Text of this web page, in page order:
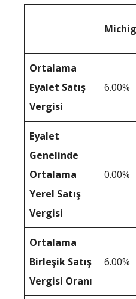
Ortalama
Eyalet Satış
Vergisi
6.00%
Eyalet
Genelinde
Ortalama
Yerel Satış
Vergisi
0.00%
Ortalama
Birleşik Satış
Vergisi Oranı
6.00%